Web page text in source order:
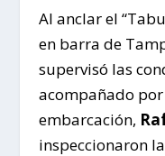
Al anclar el
en barra de
supervisó las
acompañado
embarcación,
inspeccionaron